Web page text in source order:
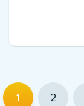
1 2